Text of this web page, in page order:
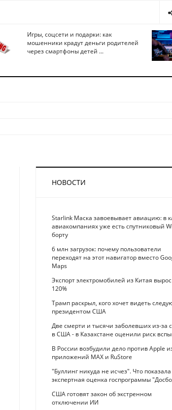
Игры, соцсети и подарки: как
мошенники крадут деньги родителей
через смартфоны детей ...
НОВОСТИ
Starlink Маска завоевывает авиацию: в
авиакомпаниях уже есть спутниковый
борту
6 млн загрузок: почему пользователи
переходят на этот навигатор вместо
Maps
Экспорт электромобилей из Китая
120%
Трамп раскрыл, кого хочет видеть
президентом США
Две смерти и тысячи заболевших из-за
в США - в Казахстане оценили риск
В России возбудили дело против Apple
приложений MAX и RuStore
"Буллинг никуда не исчез". Что показала
экспертная оценка госпрограммы
США готовят закон об экстренном
отключении ИИ